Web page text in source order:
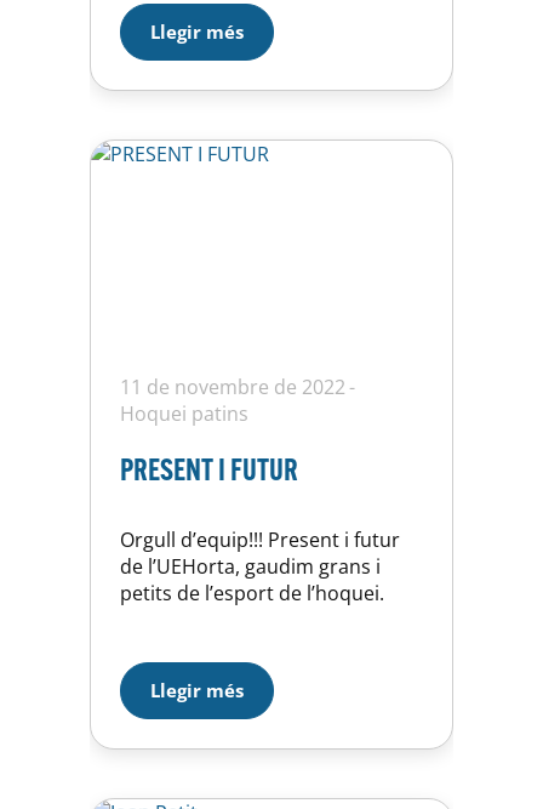
dels porters i porteres del
reconegut club de Barcelona per
a la propera temporada 19-20.
Aquesta coordinació anirà en la
Llegir més
11 de novembre de 2022
Hoquei patins
PRESENT I FUTUR
Orgull d’equip!!! Present i futur
de l’UEHorta, gaudim grans i
petits de l’esport de l’hoquei.
Llegir més